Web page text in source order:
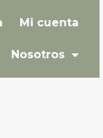
Mi cuenta
Nosotros